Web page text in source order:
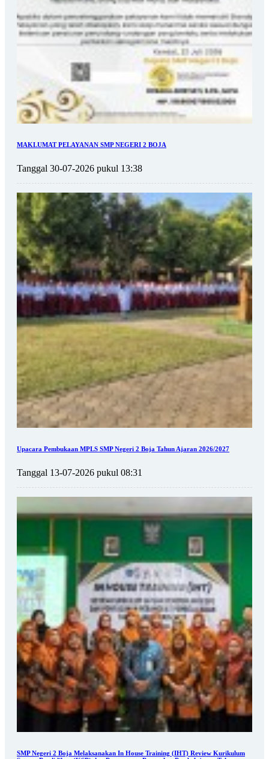
MAKLUMAT PELAYANAN SMP NEGERI 2 BOJA
Tanggal 30-07-2026 pukul 13:38
Upacara Pembukaan MPLS SMP Negeri 2 Boja Tahun Ajaran 2026/2027
Tanggal 13-07-2026 pukul 08:31
SMP Negeri 2 Boja Melaksanakan In House Training (IHT) Review Kurikulum